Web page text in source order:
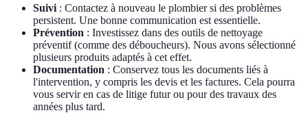
Suivi : Contactez à nouveau le plombier si des problèmes
persistent. Une bonne communication est essentielle.
Prévention : Investissez dans des outils de nettoyage
préventif (comme des déboucheurs). Nous avons sélectionné
plusieurs produits adaptés à cet effet.
Documentation : Conservez tous les documents liés à
l'intervention, y compris les devis et les factures. Cela pourra
vous servir en cas de litige futur ou pour des travaux des
années plus tard.